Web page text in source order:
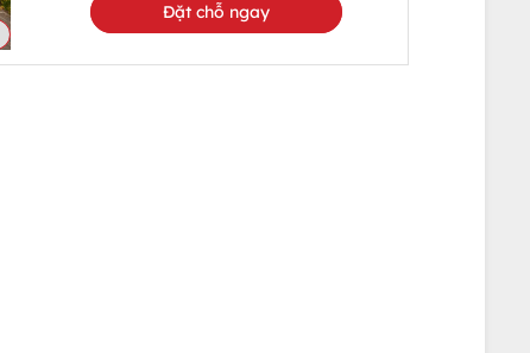
Đặt chỗ ngay